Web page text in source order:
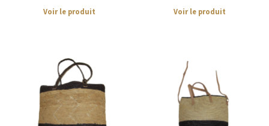
Voir le produit Voir le produit